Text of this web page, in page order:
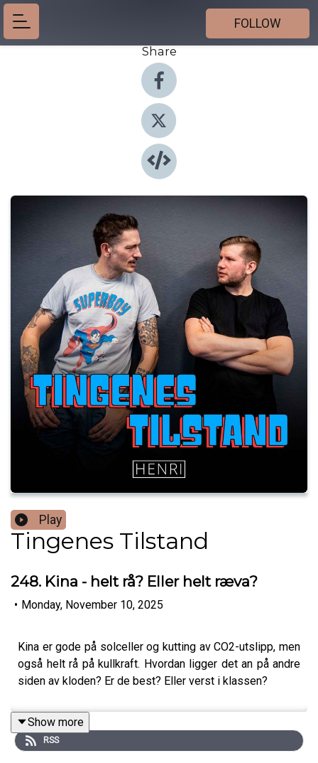
FOLLOW
Share
Play
Tingenes Tilstand
248. Kina - helt rå? Eller helt ræva?
• Monday, November 10, 2025
Kina er gode på solceller og kutting av CO2-utslipp, men
også helt rå på kullkraft. Hvordan ligger det an på andre
siden av kloden? Er de best? Eller verst i klassen?
Show more
RSS